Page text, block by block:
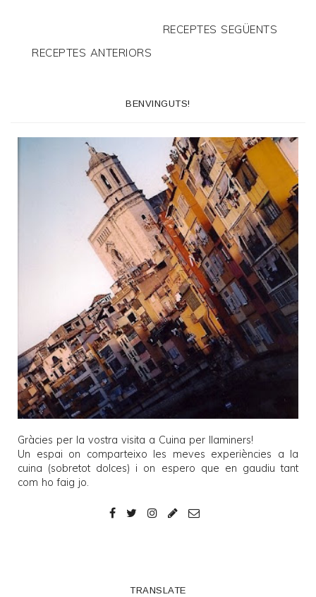
RECEPTES SEGÜENTS
RECEPTES ANTERIORS
BENVINGUTS!
Gràcies per la vostra visita a Cuina per llaminers!
Un espai on comparteixo les meves experiències a la
cuina (sobretot dolces) i on espero que en gaudiu tant
com ho faig jo.
TRANSLATE